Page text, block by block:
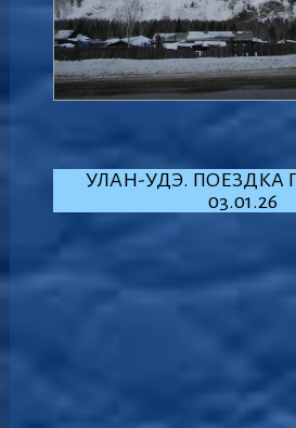
УЛАН-УДЭ. ПОЕЗДКА
03.01.26